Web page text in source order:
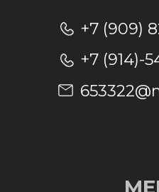
Отправляя заявку, я даю
обработку персональных